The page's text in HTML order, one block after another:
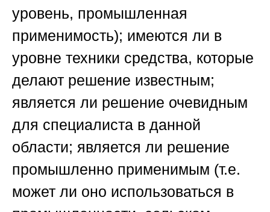
уровень, промышленная
применимость); имеются ли в
уровне техники средства, которые
делают решение известным;
является ли решение очевидным
для специалиста в данной
области; является ли решение
промышленно применимым (т.е.
может ли оно использоваться в